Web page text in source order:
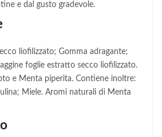
e dal gusto gradevole.
liofilizzato; Gomma adragante;
foglie estratto secco liofilizzato.
e Menta piperita. Contiene inoltre:
Miele. Aromi naturali di Menta